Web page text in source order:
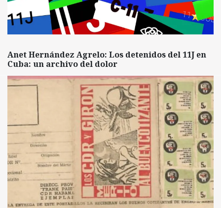
Anet Hernández Agrelo: Los detenidos del 11J en
Cuba: un archivo del dolor